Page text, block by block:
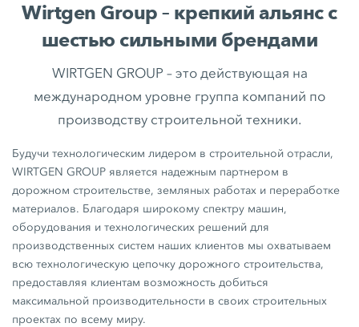
Wirtgen Group – крепкий альянс с
шестью сильными брендами
WIRTGEN GROUP – это действующая на
международном уровне группа компаний по
производству строительной техники.
Будучи технологическим лидером в строительной отрасли,
WIRTGEN GROUP является надежным партнером в
дорожном строительстве, земляных работах и переработке
материалов. Благодаря широкому спектру машин,
оборудования и технологических решений для
производственных систем наших клиентов мы охватываем
всю технологическую цепочку дорожного строительства,
предоставляя клиентам возможность добиться
максимальной производительности в своих строительных
проектах по всему миру.